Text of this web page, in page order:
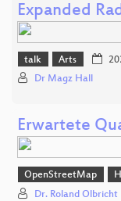
Expanded
talk Arts
Dr Magz Hall
Erwartete
OpenStreetMap
Dr. Roland Olbricht